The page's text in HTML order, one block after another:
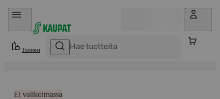
Hyppää sisältöön
Tuotteet
Ei valikoimassa